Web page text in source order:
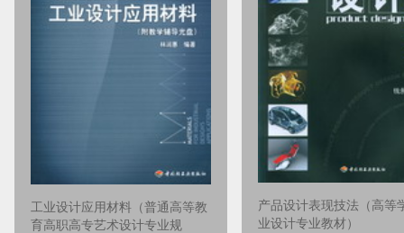
工业设计应用材料（普通高等教
育高职高专艺术设计专业规
产品设计表现技法（高等
业设计专业教材）